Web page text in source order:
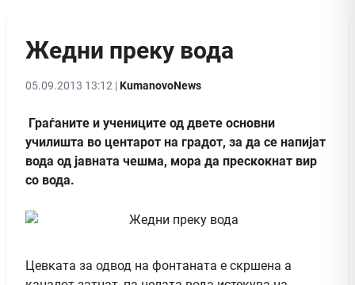
Жедни преку вода
05.09.2013 13:12 |KumanovoNews
Граѓаните и учениците од двете основни
училишта во центарот на градот, за да се напијат
вода од јавната чешма, мора да прескокнат вир
со вода.
Цевката за одвод на фонтаната е скршена а